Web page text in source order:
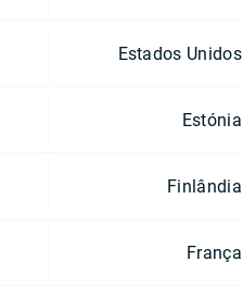
Estados Unidos
Estónia
Finlândia
França